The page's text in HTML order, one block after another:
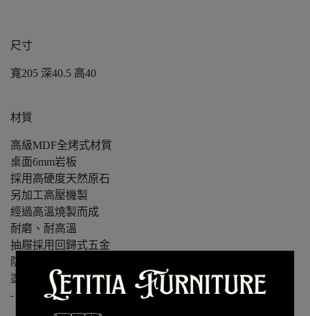
尺寸
寬205 深40.5 高40
材質
高級MDF全烤式材質
桌面6mm岩板
採用高硬度天然原石
另加工高壓機製
經過高溫燒製而成
耐磨、耐高溫
抽屜採用回歸式五金
防鏽鐵管噴漆腳座
塗裝: 採用優麗坦耐磨、耐水塗裝
-